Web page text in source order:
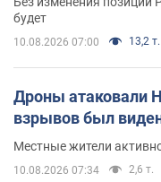
будет
10.08.2026 07:00 13,2 т.
Дроны атаковали
взрывов был
Местные жители
10.08.2026 07:34 2,6 т.